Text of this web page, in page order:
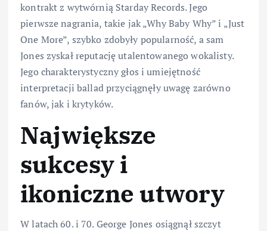
kontrakt z wytwórnią Starday Records. Jego
pierwsze nagrania, takie jak „Why Baby Why” i „Just
One More”, szybko zdobyły popularność, a sam
Jones zyskał reputację utalentowanego wokalisty.
Jego charakterystyczny głos i umiejętność
interpretacji ballad przyciągnęły uwagę zarówno
fanów, jak i krytyków.
Największe
sukcesy i
ikoniczne utwory
W latach 60. i 70. George Jones osiągnął szczyt